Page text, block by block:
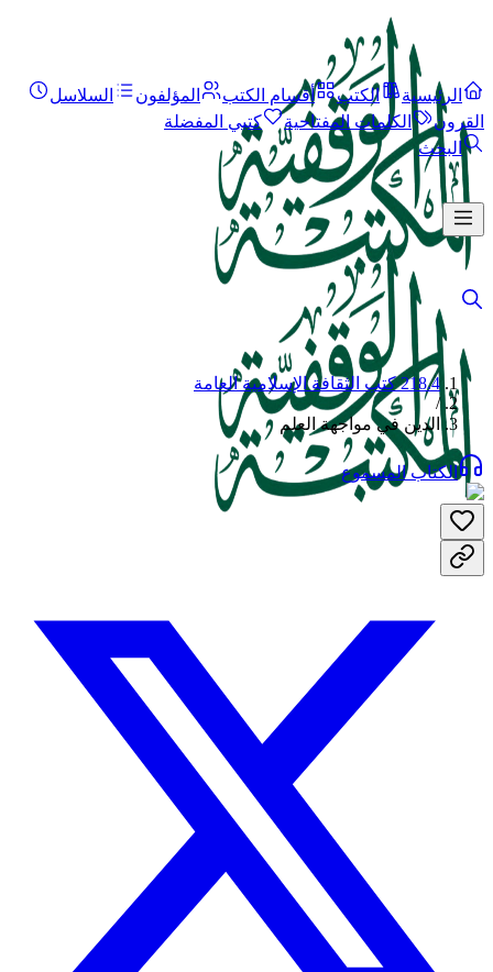
الرئيسية الكتب أقسام الكتب المؤلفون
السلاسل
القرون
الكلمات المفتاحية
كتبي المفضلة
البحث
218.4 كتب الثقافة الإسلامية العامة
/
الدين في مواجهة العلم
الكتاب المسموع